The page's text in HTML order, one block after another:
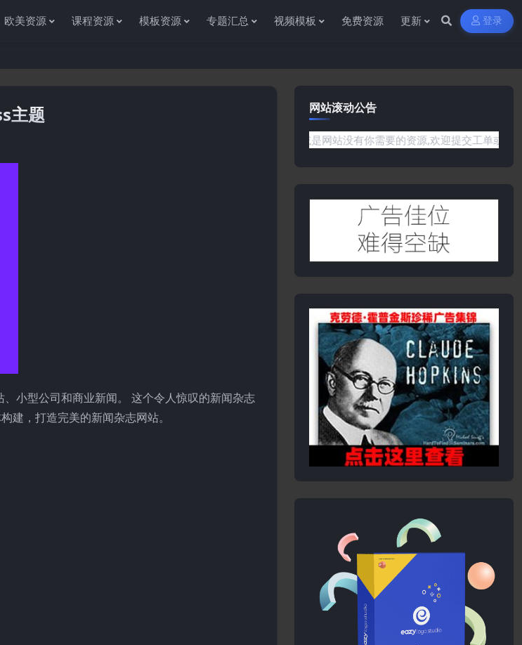
欧美资源 课程资源 模板资源 专题汇总 视频模板 免费资源 更新 登录
主题
小型公司和商业新闻。 这个令人惊叹的新闻杂志
，打造完美的新闻杂志网站。
网站滚动公告
访问资源杂货铺获取各种信息资源!如果遇到任何问题或是网站没有你需要的资源,欢迎提交工单或是添加客服